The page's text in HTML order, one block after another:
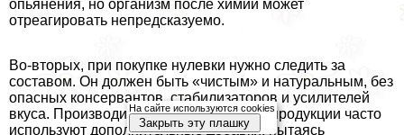
опьянения, но организм после химии может
отреагировать непредсказуемо.
Во-вторых, при покупке нулевки нужно следить за
составом. Он должен быть «чистым» и натуральным, без
опасных консервантов, стабилизаторов и усилителей
вкуса. Производители безалкогольной продукции часто
используют дополнительные добавки, пытаясь
На сайте используются cookies
Закрыть эту плашку